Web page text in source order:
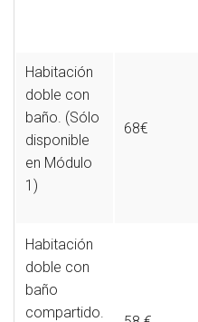
Habitación
doble con
baño. (Sólo
disponible
en Módulo
1)
68€
Habitación
doble con
baño
compartido.